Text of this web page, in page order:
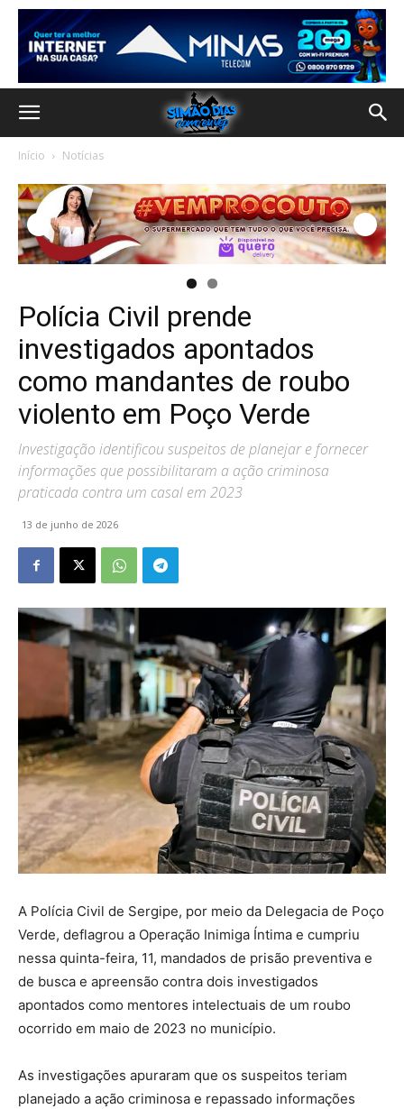
Início Notícias
Polícia Civil prende
investigados apontados
como mandantes de roubo
violento em Poço Verde
Investigação identificou suspeitos de planejar e fornecer
informações que possibilitaram a ação criminosa
praticada contra um casal em 2023
13 de junho de 2026
A Polícia Civil de Sergipe, por meio da Delegacia de Poço
Verde, deflagrou a Operação Inimiga Íntima e cumpriu
nessa quinta-feira, 11, mandados de prisão preventiva e
de busca e apreensão contra dois investigados
apontados como mentores intelectuais de um roubo
ocorrido em maio de 2023 no município.
As investigações apuraram que os suspeitos teriam
planejado a ação criminosa e repassado informações